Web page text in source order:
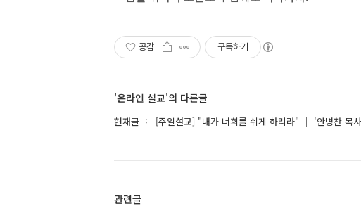
공감 구독하기
'온라인 설교'의 다른글
현재글 [주일설교] "내가 너희를 쉬게 하리라" ｜ '안병찬 목
관련글